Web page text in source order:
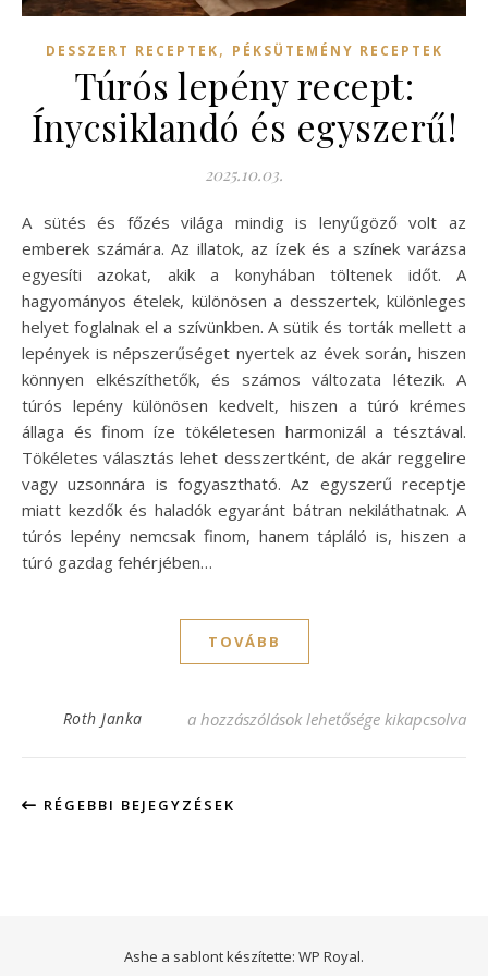
DESSZERT RECEPTEK, PÉKSÜTEMÉNY RECEPTEK
Túrós lepény recept:
Ínycsiklandó és egyszerű!
2025.10.03.
A sütés és főzés világa mindig is lenyűgöző volt az
emberek számára. Az illatok, az ízek és a színek varázsa
egyesíti azokat, akik a konyhában töltenek időt. A
hagyományos ételek, különösen a desszertek, különleges
helyet foglalnak el a szívünkben. A sütik és torták mellett a
lepények is népszerűséget nyertek az évek során, hiszen
könnyen elkészíthetők, és számos változata létezik. A
túrós lepény különösen kedvelt, hiszen a túró krémes
állaga és finom íze tökéletesen harmonizál a tésztával.
Tökéletes választás lehet desszertként, de akár reggelire
vagy uzsonnára is fogyasztható. Az egyszerű receptje
miatt kezdők és haladók egyaránt bátran nekiláthatnak. A
túrós lepény nemcsak finom, hanem tápláló is, hiszen a
túró gazdag fehérjében…
TOVÁBB
Roth Janka Túrós lepény recept: Ínycsiklandó és
a hozzászólások lehetősége kikapcsolva
RÉGEBBI BEJEGYZÉSEK
Ashe a sablont készítette: WP Royal.